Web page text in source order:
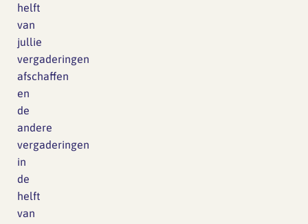
helft
van
jullie
vergaderingen
afschaffen
en
de
andere
vergaderingen
in
de
helft
van